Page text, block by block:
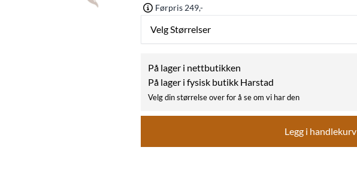
Førpris 249,-
Velg Størrelser
På lager i nettbutikken
På lager i fysisk butikk Harstad
Velg din størrelse over for å se om vi har den
Legg i handlekurv